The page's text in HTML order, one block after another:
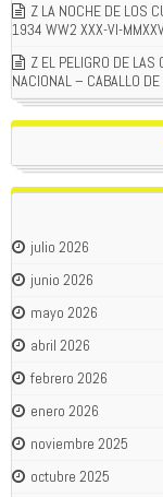
Z LA NOCHE DE LOS
1934 WW2 XXX-VI-
Z EL PELIGRO DE
NACIONAL – CABALLO
julio 2026
junio 2026
mayo 2026
abril 2026
febrero 2026
enero 2026
noviembre 2025
octubre 2025